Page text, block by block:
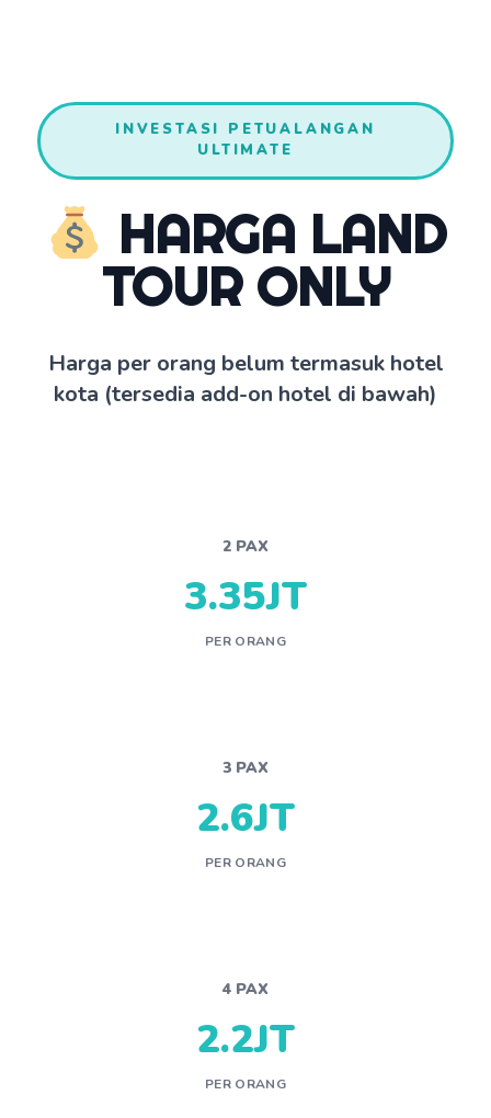
INVESTASI PETUALANGAN
ULTIMATE
HARGA LAND
TOUR ONLY
Harga per orang belum termasuk hotel
kota (tersedia add-on hotel di bawah)
2 PAX
3.35JT
PER ORANG
3 PAX
2.6JT
PER ORANG
4 PAX
2.2JT
PER ORANG